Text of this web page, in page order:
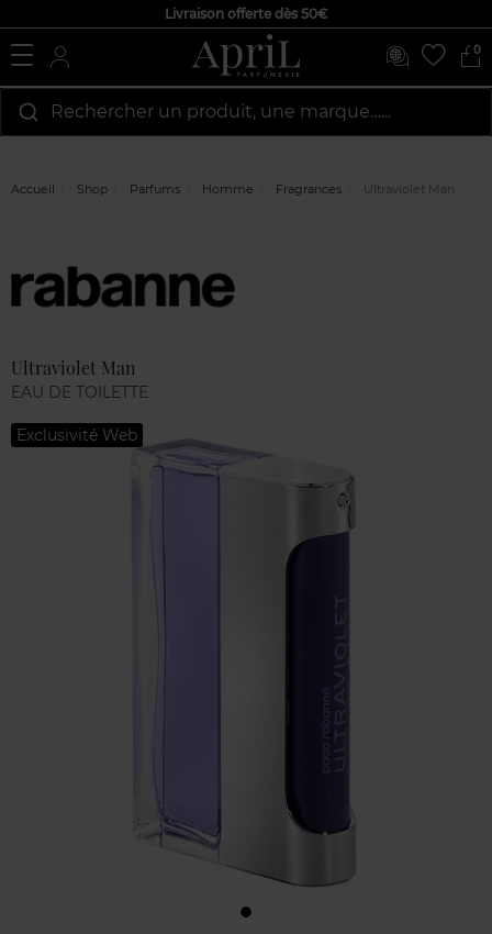
Livraison offerte dès 50€
0
Rechercher un produit, une marque…...
Accueil Shop Parfums Homme Fragrances Ultraviolet Man
Ultraviolet Man
EAU DE TOILETTE
Exclusivité Web